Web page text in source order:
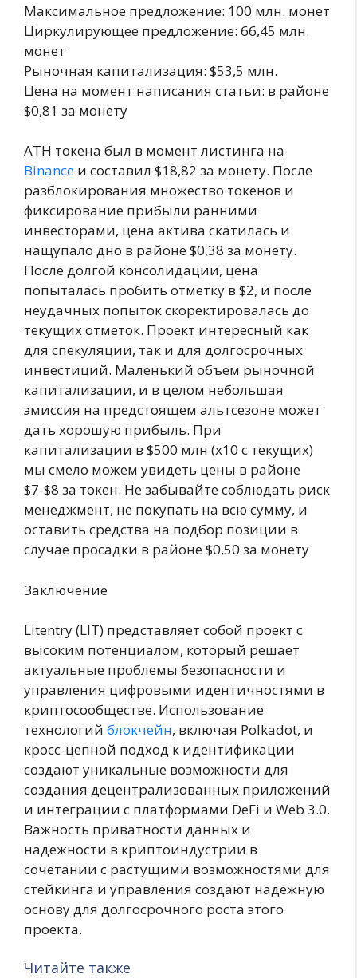
Максимальное предложение: 100 млн. монет
Циркулирующее предложение: 66,45 млн.
монет
Рыночная капитализация: $53,5 млн.
Цена на момент написания статьи: в районе
$0,81 за монету
АТН токена был в момент листинга на
Binance и составил $18,82 за монету. После
разблокирования множество токенов и
фиксирование прибыли ранними
инвесторами, цена актива скатилась и
нащупало дно в районе $0,38 за монету.
После долгой консолидации, цена
попыталась пробить отметку в $2, и после
неудачных попыток скоректировалась до
текущих отметок. Проект интересный как
для спекуляции, так и для долгосрочных
инвестиций. Маленький объем рыночной
капитализации, и в целом небольшая
эмиссия на предстоящем альтсезоне может
дать хорошую прибыль. При
капитализации в $500 млн (х10 с текущих)
мы смело можем увидеть цены в районе
$7-$8 за токен. Не забывайте соблюдать риск
менеджмент, не покупать на всю сумму, и
оставить средства на подбор позиции в
случае просадки в районе $0,50 за монету
Заключение
Litentry (LIT) представляет собой проект с
высоким потенциалом, который решает
актуальные проблемы безопасности и
управления цифровыми идентичностями в
криптосообществе. Использование
технологий блокчейн, включая Polkadot, и
кросс-цепной подход к идентификации
создают уникальные возможности для
создания децентрализованных приложений
и интеграции с платформами DeFi и Web 3.0.
Важность приватности данных и
надежности в криптоиндустрии в
сочетании с растущими возможностями для
стейкинга и управления создают надежную
основу для долгосрочного роста этого
проекта.
Читайте также